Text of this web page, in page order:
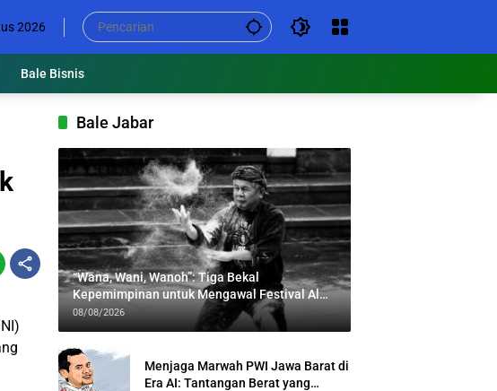
2026
Bale Bisnis
Bale Jabar
“Wana, Wani, Wanoh”: Tiga Bekal
Kepemimpinan untuk Mengawal Festival Al
Jabbar
08/08/2026
Menjaga Marwah PWI Jawa Barat di
Era AI: Tantangan Berat yang